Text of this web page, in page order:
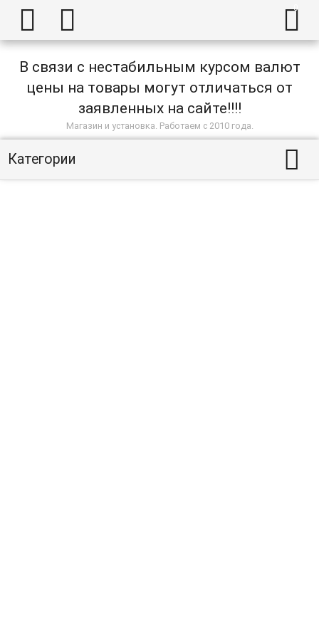
  
В связи с нестабильным курсом валют
цены на товары могут отличаться от
заявленных на сайте!!!!
Магазин и установка. Работаем с 2010 года.
Категории 